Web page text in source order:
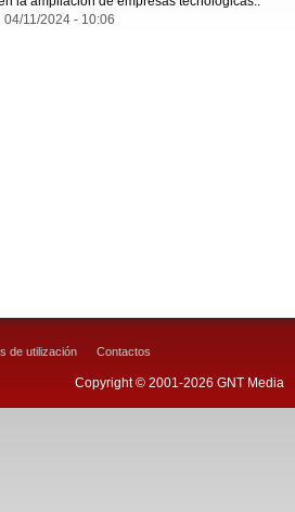
11/2024 - 10:06
de utilización Contactos
Copyright © 2001-2026 GNT Media